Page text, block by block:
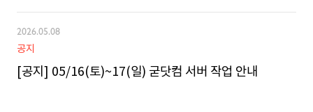
2026.05.08
공지
[공지] 05/16(토)~17(일) 굳닷컴 서버 작업 안내